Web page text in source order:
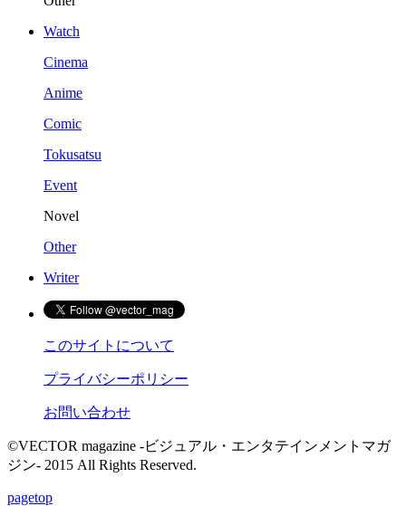
Watch
Cinema
Anime
Comic
Tokusatsu
Event
Novel
Other
Writer
このサイトについて
プライバシーポリシー
お問い合わせ
©VECTOR magazine -ビジュアル・エンタテインメントマガ
ジン- 2015 All Rights Reserved.
pagetop